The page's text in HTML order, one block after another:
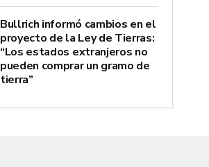
Bullrich informó cambios en el
proyecto de la Ley de Tierras:
“Los estados extranjeros no
pueden comprar un gramo de
tierra”